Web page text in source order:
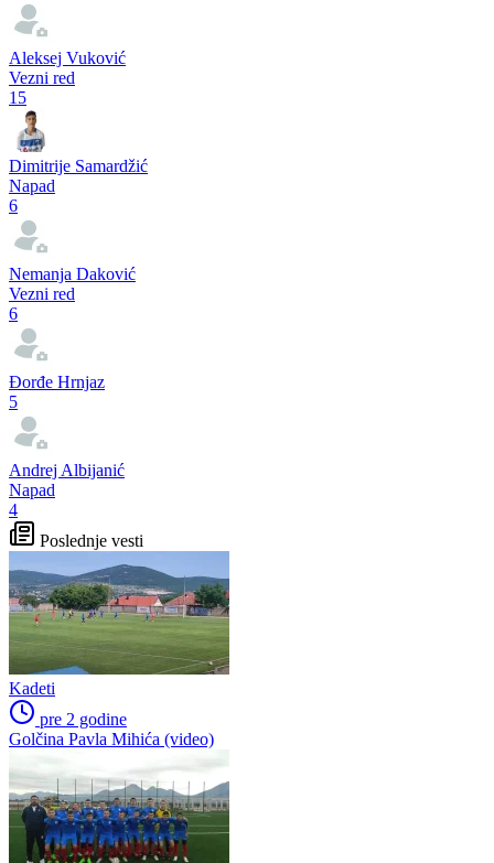
Aleksej Vuković
Vezni red
15
Dimitrije Samardžić
Napad
6
Nemanja Daković
Vezni red
6
Đorđe Hrnjaz
5
Andrej Albijanić
Napad
4
Poslednje vesti
Kadeti
pre 2 godine
Golčina Pavla Mihića (video)